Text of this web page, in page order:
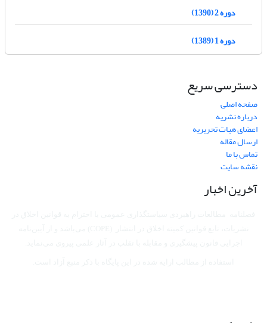
دوره 2 (1390)
دوره 1 (1389)
دسترسی سریع
صفحه اصلی
درباره نشریه
اعضای هیات تحریریه
ارسال مقاله
تماس با ما
نقشه سایت
آخرین اخبار